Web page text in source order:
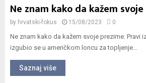
Ne znam kako da kažem
by hrvatski-fokus 15/08/2023 0
Ne znam kako da kažem svoje prezime. Pravi
izgubio se u američkom loncu za topljenje...
Saznaj više